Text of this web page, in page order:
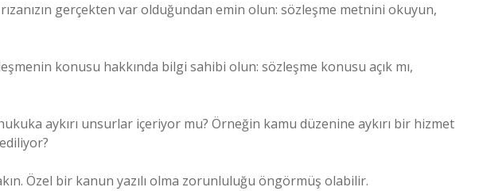
gerçekten var olduğundan emin olun: sözleşme metnini okuyun,
konusu hakkında bilgi sahibi olun: sözleşme konusu açık mı,
aykırı unsurlar içeriyor mu? Örneğin kamu düzenine aykırı bir hizmet
Özel bir kanun yazılı olma zorunluluğu öngörmüş olabilir.